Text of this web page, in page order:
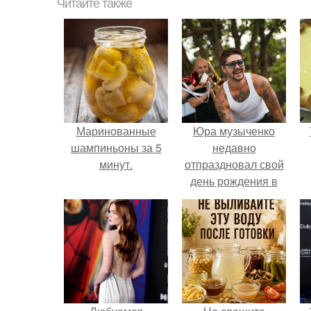
Читайте также
Маринованные
шампиньоны за 5
минут.
Юра музыченко
недавно
отпраздновал свой
день рождения в
кругу самых
близких и родных
людей.